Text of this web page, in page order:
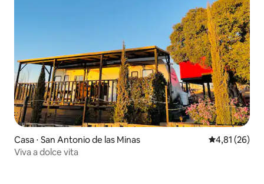
Casa ⋅ San Antonio de las Minas 4,81 de uma
4,81 (26)
Viva a dolce vita